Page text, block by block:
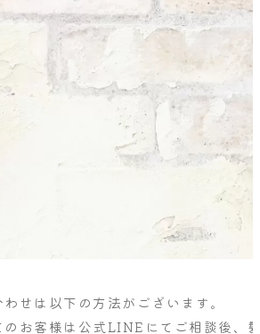
せは以下の方法がございます。
のお客様は公式LINEにてご相談後、